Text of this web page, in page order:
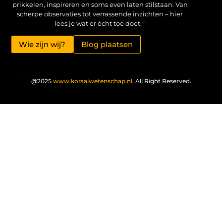
prikkelen, inspireren en soms even laten stilstaan. Van
scherpe observaties tot verrassende inzichten – hier
lees je wat er écht toe doet. “
Wie zijn wij? Blog plaatsen
@2025www.koraalwetenschap.nl.All Right Reserved.